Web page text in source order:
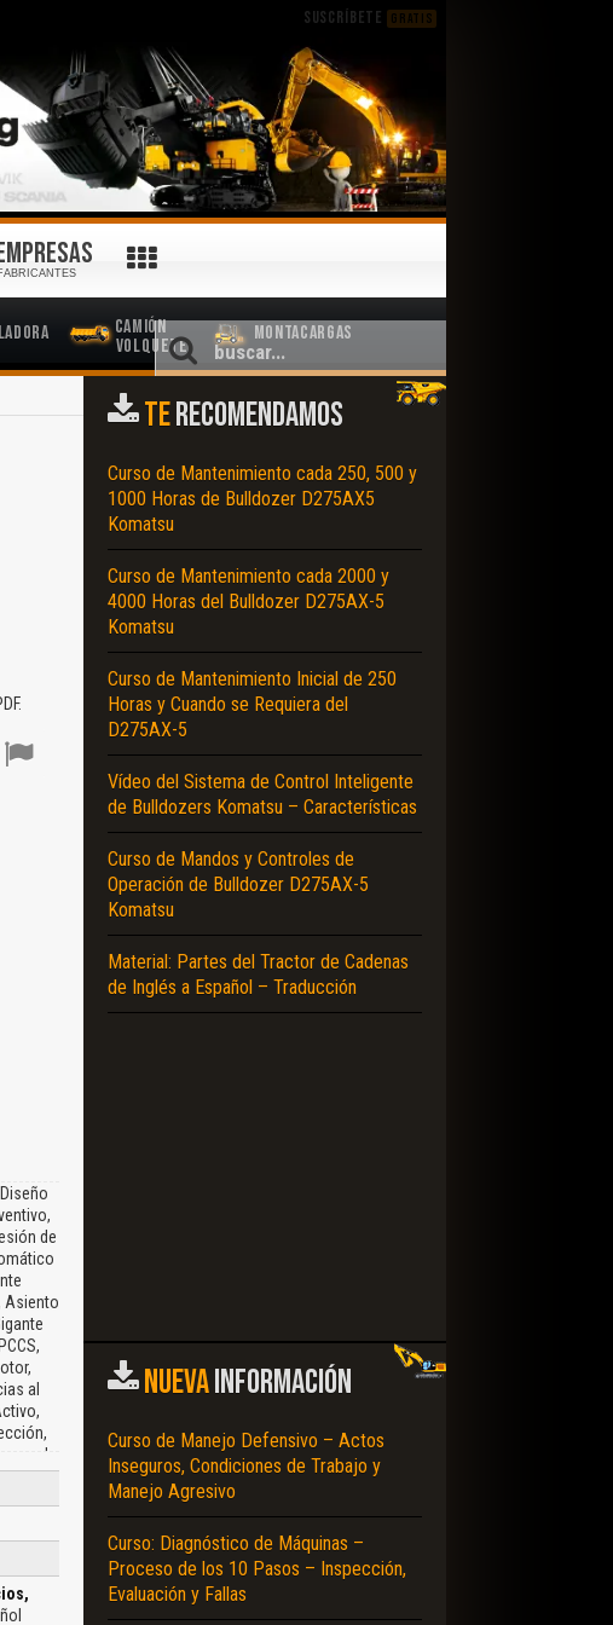
SUSCRÍBETE GRATIS
Camión
Volquete
Montacargas
de
Asiento
al
de
de
de
de
de
TERECOMENDAMOS
Curso de Mantenimiento cada 250, 500 y
1000 Horas de Bulldozer D275AX5
Komatsu
Curso de Mantenimiento cada 2000 y
4000 Horas del Bulldozer D275AX-5
Komatsu
Curso de Mantenimiento Inicial de 250
Horas y Cuando se Requiera del
D275AX-5
Vídeo del Sistema de Control Inteligente
de Bulldozers Komatsu – Características
Curso de Mandos y Controles de
Operación de Bulldozer D275AX-5
Komatsu
Material: Partes del Tractor de Cadenas
de Inglés a Español – Traducción
NUEVAINFORMACIÓN
Curso de Manejo Defensivo – Actos
Inseguros, Condiciones de Trabajo y
Manejo Agresivo
Curso: Diagnóstico de Máquinas –
Proceso de los 10 Pasos – Inspección,
Evaluación y Fallas